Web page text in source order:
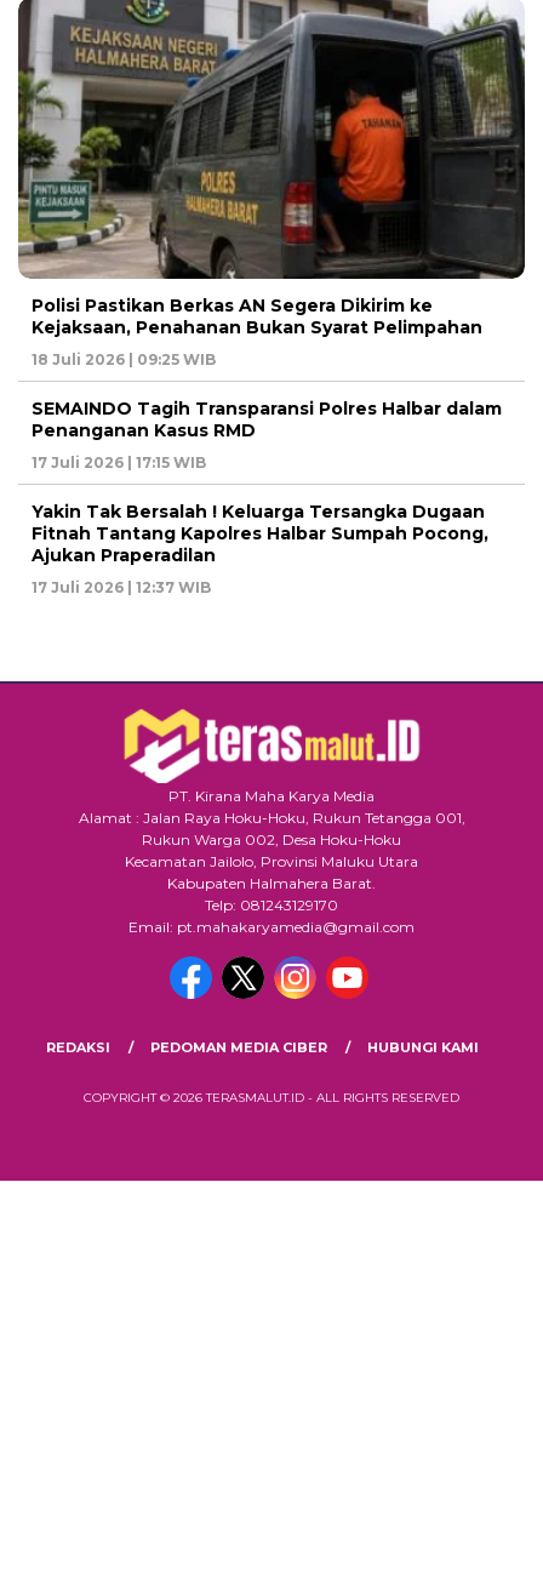
Polisi Pastikan Berkas AN Segera Dikirim ke
Kejaksaan, Penahanan Bukan Syarat Pelimpahan
18 Juli 2026 | 09:25 WIB
SEMAINDO Tagih Transparansi Polres Halbar dalam
Penanganan Kasus RMD
17 Juli 2026 | 17:15 WIB
Yakin Tak Bersalah ! Keluarga Tersangka Dugaan
Fitnah Tantang Kapolres Halbar Sumpah Pocong,
Ajukan Praperadilan
17 Juli 2026 | 12:37 WIB
PT. Kirana Maha Karya Media
Alamat : Jalan Raya Hoku-Hoku, Rukun Tetangga 001,
Rukun Warga 002, Desa Hoku-Hoku
Kecamatan Jailolo, Provinsi Maluku Utara
Kabupaten Halmahera Barat.
Telp: 081243129170
Email: pt.mahakaryamedia@gmail.com
REDAKSI PEDOMAN MEDIA CIBER HUBUNGI KAMI
COPYRIGHT © 2026 TERASMALUT.ID - ALL RIGHTS RESERVED